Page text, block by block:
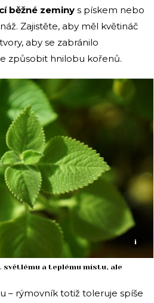
běžné zeminy s pískem nebo
Zajistěte, aby měl květináč
aby se zabránilo
způsobit hnilobu kořenů.
i
světlému a teplému místu, ale
– rýmovník totiž toleruje spíše